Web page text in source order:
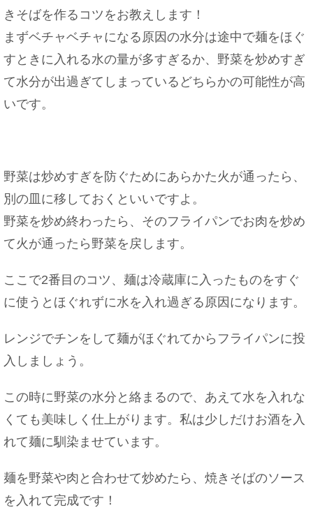
きそばを作るコツをお教えします！
まずベチャベチャになる原因の水分は途中で麺をほぐ
すときに入れる水の量が多すぎるか、野菜を炒めすぎ
て水分が出過ぎてしまっているどちらかの可能性が高
いです。
野菜は炒めすぎを防ぐためにあらかた火が通ったら、
別の皿に移しておくといいですよ。
野菜を炒め終わったら、そのフライパンでお肉を炒め
て火が通ったら野菜を戻します。
ここで2番目のコツ、麺は冷蔵庫に入ったものをすぐ
に使うとほぐれずに水を入れ過ぎる原因になります。
レンジでチンをして麺がほぐれてからフライパンに投
入しましょう。
この時に野菜の水分と絡まるので、あえて水を入れな
くても美味しく仕上がります。私は少しだけお酒を入
れて麺に馴染ませています。
麺を野菜や肉と合わせて炒めたら、焼きそばのソース
を入れて完成です！